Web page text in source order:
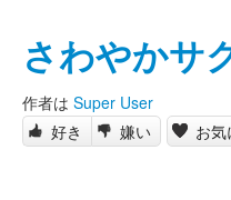
さわやかサ
作者は Super User
好き
嫌い お気